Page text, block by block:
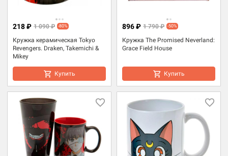
Кружка керамическая Tokyo
Revengers. Draken, Takemichi &
Mikey
218 ₽ 1 090 ₽ -80%
Купить
Кружка The Promised Neverland:
Grace Field House
896 ₽ 1 790 ₽ -50%
Купить